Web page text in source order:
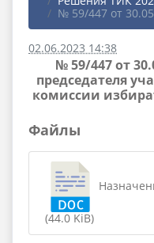
№ 59/447 от
02.06.2023 14:38
№ 59/447 от
председателя
комиссии
Файлы
(44.0 KiB)